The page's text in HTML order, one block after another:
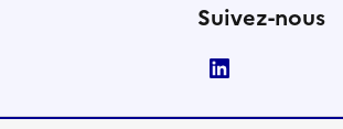
Suivez-nous